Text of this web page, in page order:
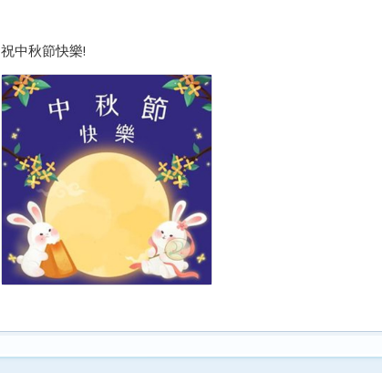
祝中秋節快樂!